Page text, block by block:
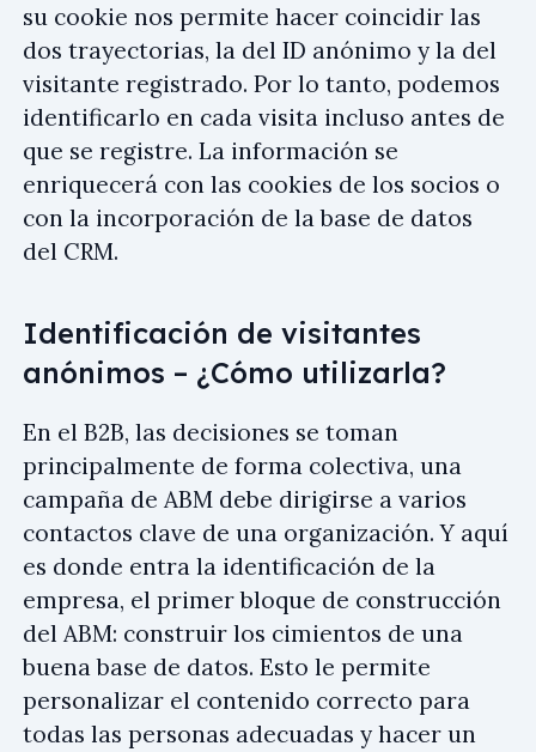
su cookie nos permite hacer coincidir las
dos trayectorias, la del ID anónimo y la del
visitante registrado. Por lo tanto, podemos
identificarlo en cada visita incluso antes de
que se registre. La información se
enriquecerá con las cookies de los socios o
con la incorporación de la base de datos
del CRM.
Identificación de visitantes
anónimos – ¿Cómo utilizarla?
En el B2B, las decisiones se toman
principalmente de forma colectiva, una
campaña de ABM debe dirigirse a varios
contactos clave de una organización. Y aquí
es donde entra la identificación de la
empresa, el primer bloque de construcción
del ABM: construir los cimientos de una
buena base de datos. Esto le permite
personalizar el contenido correcto para
todas las personas adecuadas y hacer un